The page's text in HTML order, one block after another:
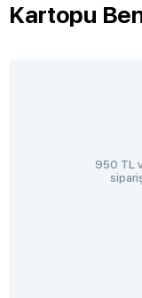
Kartopu
950 TL